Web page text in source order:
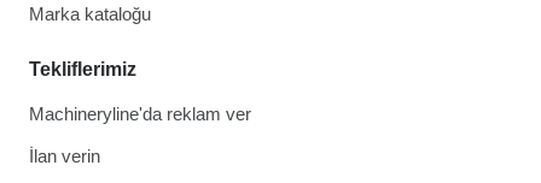
Marka kataloğu
Tekliflerimiz
Machineryline'da reklam ver
İlan verin